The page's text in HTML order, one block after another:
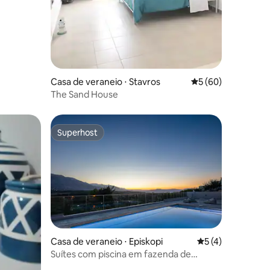
Casa de veraneio ⋅ Stavros 5 de uma
5 (60)
The Sand House
Superhost
Superhost
Casa de veraneio ⋅ Episkopi 5 de uma
5 (4)
Suítes com piscina em fazenda de